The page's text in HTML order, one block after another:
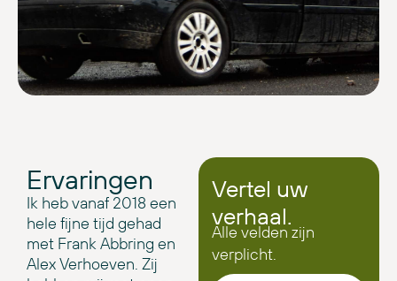
Ervaringen
Ik heb vanaf 2018 een
hele fijne tijd gehad
met Frank Abbring en
Alex Verhoeven. Zij
Vertel uw
verhaal.
Alle velden zijn
verplicht.